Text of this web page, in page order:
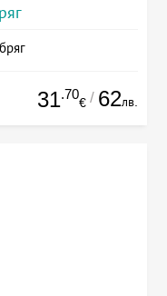
31.70
€ / 62лв.